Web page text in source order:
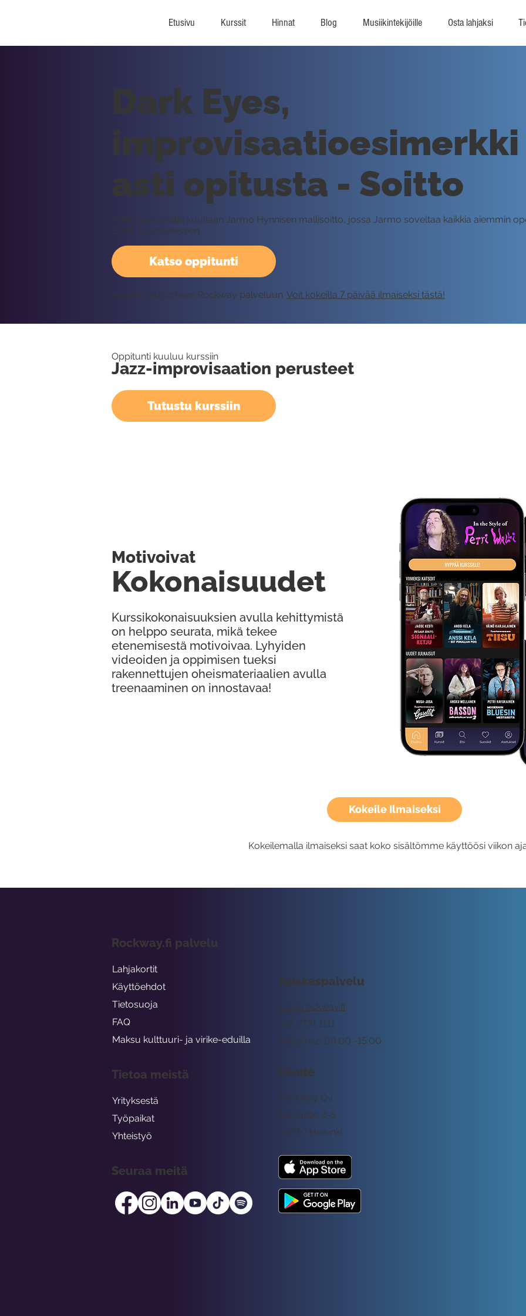
Etusivu Kurssit Hinnat Blog Musiikintekijöille Osta lahjaksi
Kokeile Ilmaiseksi
Kokeilemalla ilmaiseksi saat koko sisältömme käyttöösi viikon
Katso oppitunti
Dark Eyes,
asti opitusta - Soitto
Tällä oppitunnilla kuullaan Jarmo Hynnisen mallisoitto, jossa Jarmo soveltaa kaikkia aiemmin
Eyes -kappaleeseen.
Vaatii kirjautumisen Rockway palveluun. Voit kokeilla 7 päivää ilmaiseksi tästä!
Oppitunti kuuluu kurssiin
Jazz-improvisaation perusteet
Tutustu kurssiin
Kurssikokonaisuuksien avulla kehittymistä
on helppo seurata, mikä tekee
etenemisestä motivoivaa. Lyhyiden
videoiden ja oppimisen tueksi
rakennettujen oheismateriaalien avulla
treenaaminen on innostavaa!
Kokonaisuudet
Motivoivat
Asiakaspalvelu
tuki@rockway.fi
Arkisin klo 09:00 -15:00
045 7731 1111
Osoite
Rockway Oy
Lemuntie 3-5
00510 Helsinki
Rockway.fi palvelu
Lahjakortit
Käyttöehdot
Tietosuoja
FAQ
Maksu kulttuuri- ja virike-eduilla
Tietoa meistä
Yrityksestä
Työpaikat
Yhteistyö
Seuraa meitä